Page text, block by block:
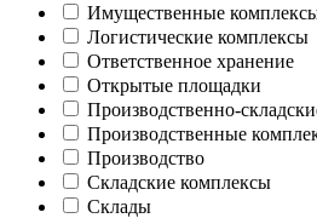
Имущественные
Логистические комплексы
Ответственное хранение
Открытые площадки
Производственно-
Производственные
Производство
Складские комплексы
Склады